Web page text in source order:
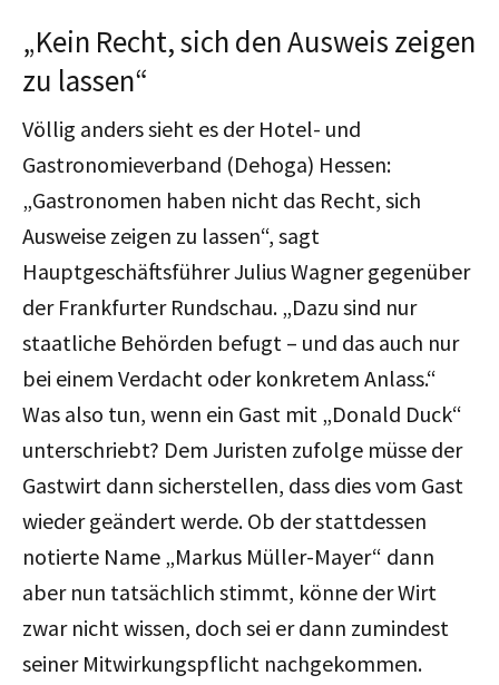
„Kein Recht, sich den Ausweis zeigen
zu lassen“
Völlig anders sieht es der Hotel- und
Gastronomieverband (Dehoga) Hessen:
„Gastronomen haben nicht das Recht, sich
Ausweise zeigen zu lassen“, sagt
Hauptgeschäftsführer Julius Wagner gegenüber
der Frankfurter Rundschau. „Dazu sind nur
staatliche Behörden befugt – und das auch nur
bei einem Verdacht oder konkretem Anlass.“
Was also tun, wenn ein Gast mit „Donald Duck“
unterschriebt? Dem Juristen zufolge müsse der
Gastwirt dann sicherstellen, dass dies vom Gast
wieder geändert werde. Ob der stattdessen
notierte Name „Markus Müller-Mayer“ dann
aber nun tatsächlich stimmt, könne der Wirt
zwar nicht wissen, doch sei er dann zumindest
seiner Mitwirkungspflicht nachgekommen.